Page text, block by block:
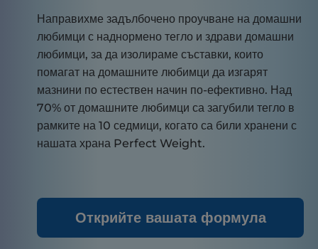
Направихме задълбочено проучване на домашни
любимци с наднормено тегло и здрави домашни
любимци, за да изолираме съставки, които
помагат на домашните любимци да изгарят
мазнини по естествен начин по-ефективно. Над
70% от домашните любимци са загубили тегло в
рамките на 10 седмици, когато са били хранени с
нашата храна Perfect Weight.
Открийте вашата формула